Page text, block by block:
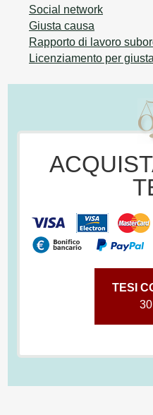
Social network
Giusta causa
Rapporto di lavoro
Licenziamento per
TESI